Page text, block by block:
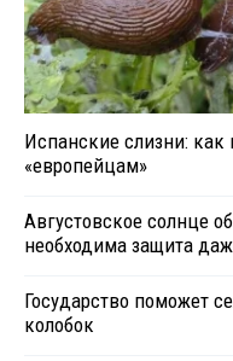
Испанские слизни: как
«европейцам»
Августовское солнце
необходима защита
Государство поможет
колобок